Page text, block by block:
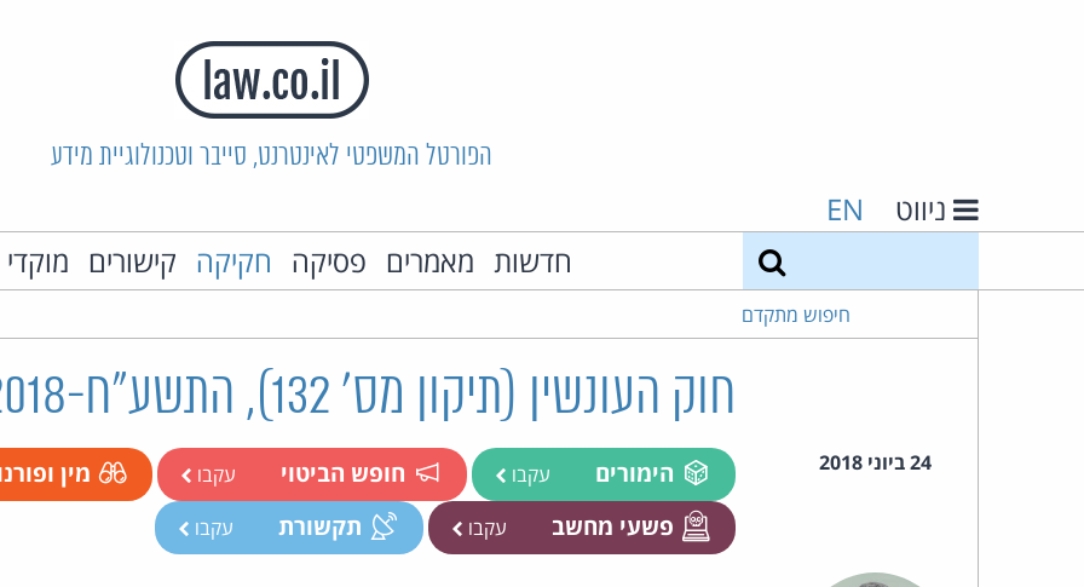
הפורטל המשפטי לאינטרנט, סייבר וטכנולוגיית מידע
ניווט EN
חדשות מאמרים פסיקה חקיקה קישורים
חיפוש מתקדם
חוק העונשין (תיקון מס' 132), התשע"ח-2018
24 ביוני 2018 הימורים עקבו חופש הביטוי עקבו מין
פשעי מחשב עקבו תקשורת עקבו